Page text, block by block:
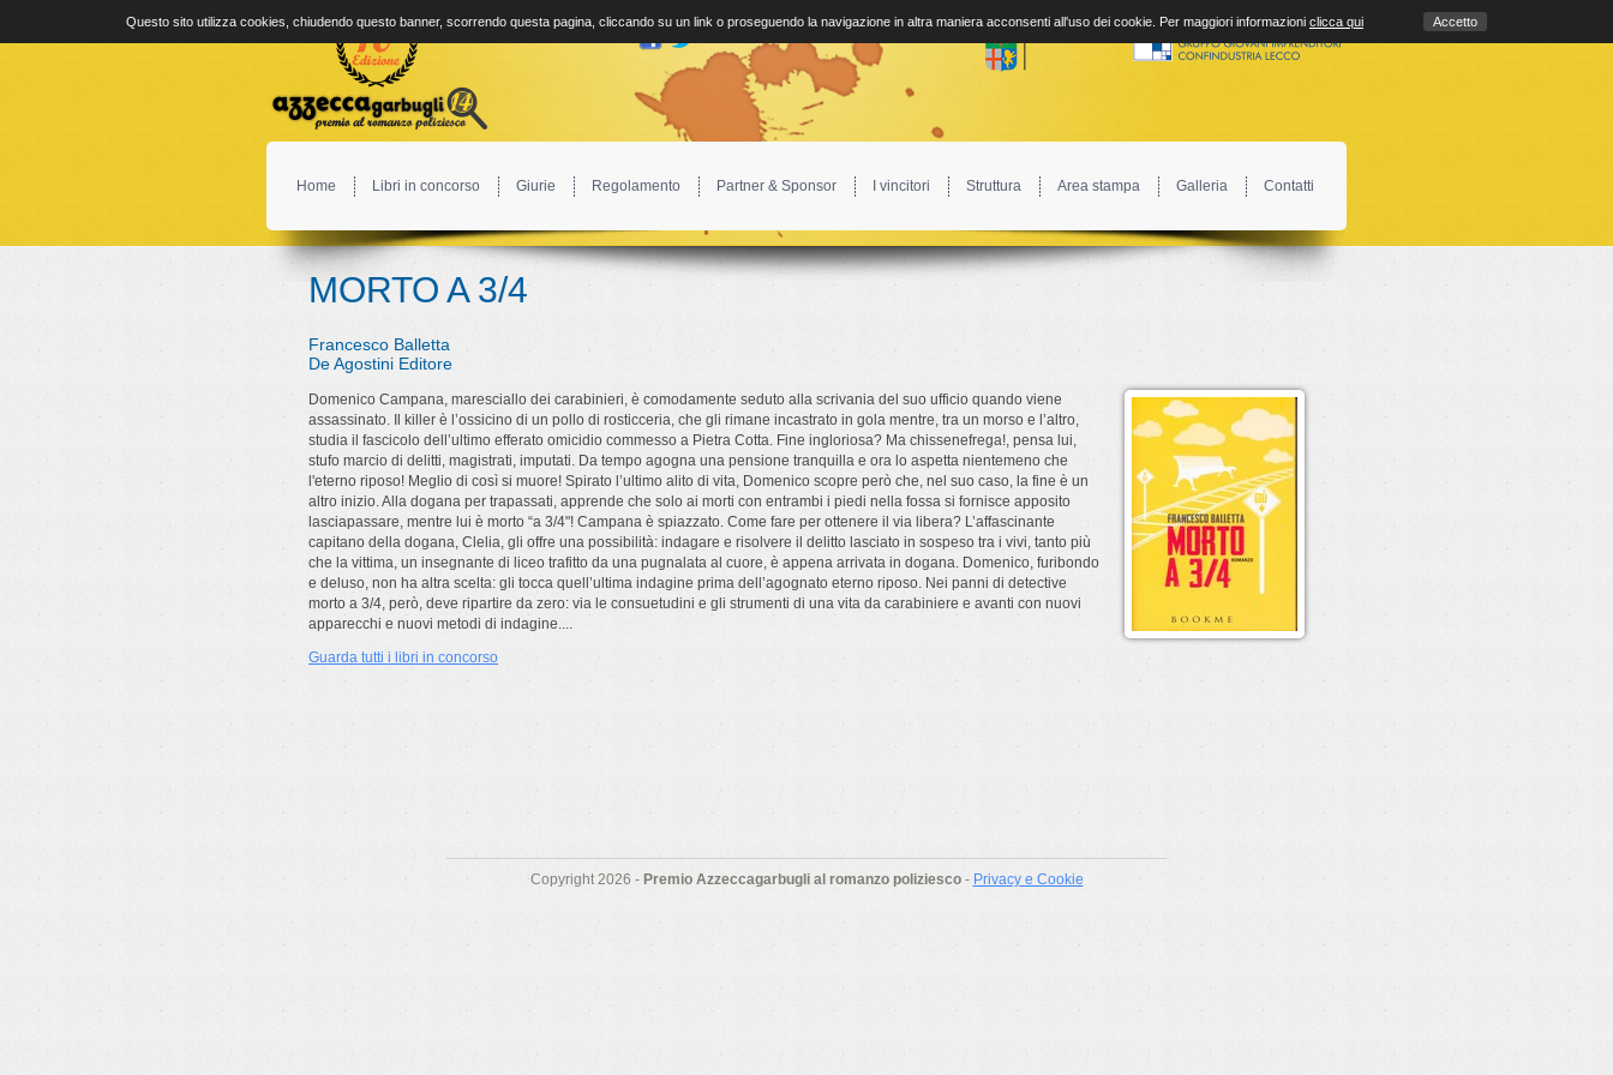
Home Libri in concorso Giurie Regolamento Partner & Sponsor I vincitori Struttura Area stampa Galleria Contatti
MORTO A 3/4
Francesco Balletta
De Agostini Editore
Domenico Campana, maresciallo dei carabinieri, è comodamente seduto alla scrivania del suo ufficio quando viene
assassinato. Il killer è l’ossicino di un pollo di rosticceria, che gli rimane incastrato in gola mentre, tra un morso e l’altro,
studia il fascicolo dell’ultimo efferato omicidio commesso a Pietra Cotta. Fine ingloriosa? Ma chissenefrega!, pensa lui,
stufo marcio di delitti, magistrati, imputati. Da tempo agogna una pensione tranquilla e ora lo aspetta nientemeno che
l'eterno riposo! Meglio di così si muore! Spirato l’ultimo alito di vita, Domenico scopre però che, nel suo caso, la fine è un
altro inizio. Alla dogana per trapassati, apprende che solo ai morti con entrambi i piedi nella fossa si fornisce apposito
lasciapassare, mentre lui è morto “a 3/4"! Campana è spiazzato. Come fare per ottenere il via libera? L’affascinante
capitano della dogana, Clelia, gli offre una possibilità: indagare e risolvere il delitto lasciato in sospeso tra i vivi, tanto più
che la vittima, un insegnante di liceo trafitto da una pugnalata al cuore, è appena arrivata in dogana. Domenico, furibondo
e deluso, non ha altra scelta: gli tocca quell’ultima indagine prima dell’agognato eterno riposo. Nei panni di detective
morto a 3/4, però, deve ripartire da zero: via le consuetudini e gli strumenti di una vita da carabiniere e avanti con nuovi
apparecchi e nuovi metodi di indagine....
Guarda tutti i libri in concorso
Copyright 2026 - Premio Azzeccagarbugli al romanzo poliziesco- Privacy e Cookie
Questo sito utilizza cookies, chiudendo questo banner, scorrendo questa pagina, cliccando su un link o proseguendo la navigazione in altra maniera acconsenti all'uso dei cookie. Per maggiori informazioni clicca qui Accetto